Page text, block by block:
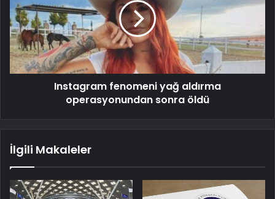
Instagram fenomeni yağ aldırma
operasyonundan sonra öldü
İlgili Makaleler